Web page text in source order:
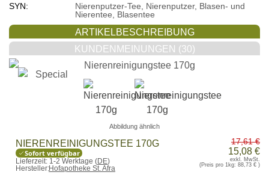
SYN:
Nierenputzer-Tee, Nierenputzer, Blasen- und
Nierentee, Blasentee
ARTIKELBESCHREIBUNG
KUNDENMEINUNGEN (30)
Abbildung ähnlich
NIERENREINIGUNGSTEE 170G
Sofort verfügbar
Lieferzeit: 1-2 Werktage (DE)
Hersteller:Hofapotheke St. Afra
17,61 €
15,08 €
exkl. MwSt.
(Preis pro 1kg: 88,73 €)